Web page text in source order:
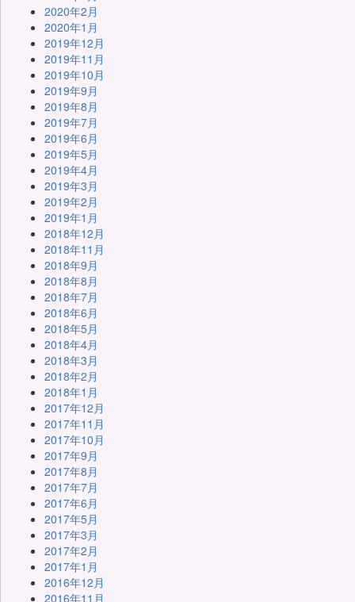
2020年2月
2020年1月
2019年12月
2019年11月
2019年10月
2019年9月
2019年8月
2019年7月
2019年6月
2019年5月
2019年4月
2019年3月
2019年2月
2019年1月
2018年12月
2018年11月
2018年9月
2018年8月
2018年7月
2018年6月
2018年5月
2018年4月
2018年3月
2018年2月
2018年1月
2017年12月
2017年11月
2017年10月
2017年9月
2017年8月
2017年7月
2017年6月
2017年5月
2017年3月
2017年2月
2017年1月
2016年12月
2016年11月